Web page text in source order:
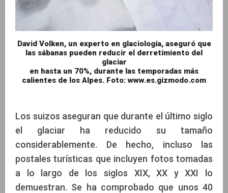
David Volken, un experto en glaciología, aseguró que
las sábanas pueden reducir el derretimiento del
glaciar
en hasta un 70%, durante las temporadas más
calientes de los Alpes. Foto: www.es.gizmodo.com
Los suizos aseguran que durante el último siglo
el glaciar ha reducido su tamaño
considerablemente. De hecho, incluso las
postales turísticas que incluyen fotos tomadas
a lo largo de los siglos XIX, XX y XXI lo
demuestran. Se ha comprobado que unos 40